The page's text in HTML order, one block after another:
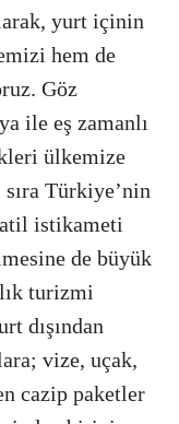
yurt içinin
hem de
Göz
ile eş zamanlı
ülkemize
sıra Türkiye’nin
istikameti
de büyük
turizmi
dışından
vize, uçak,
cazip paketler